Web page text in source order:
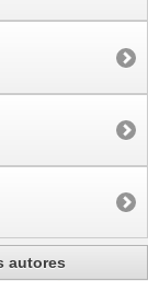
autores